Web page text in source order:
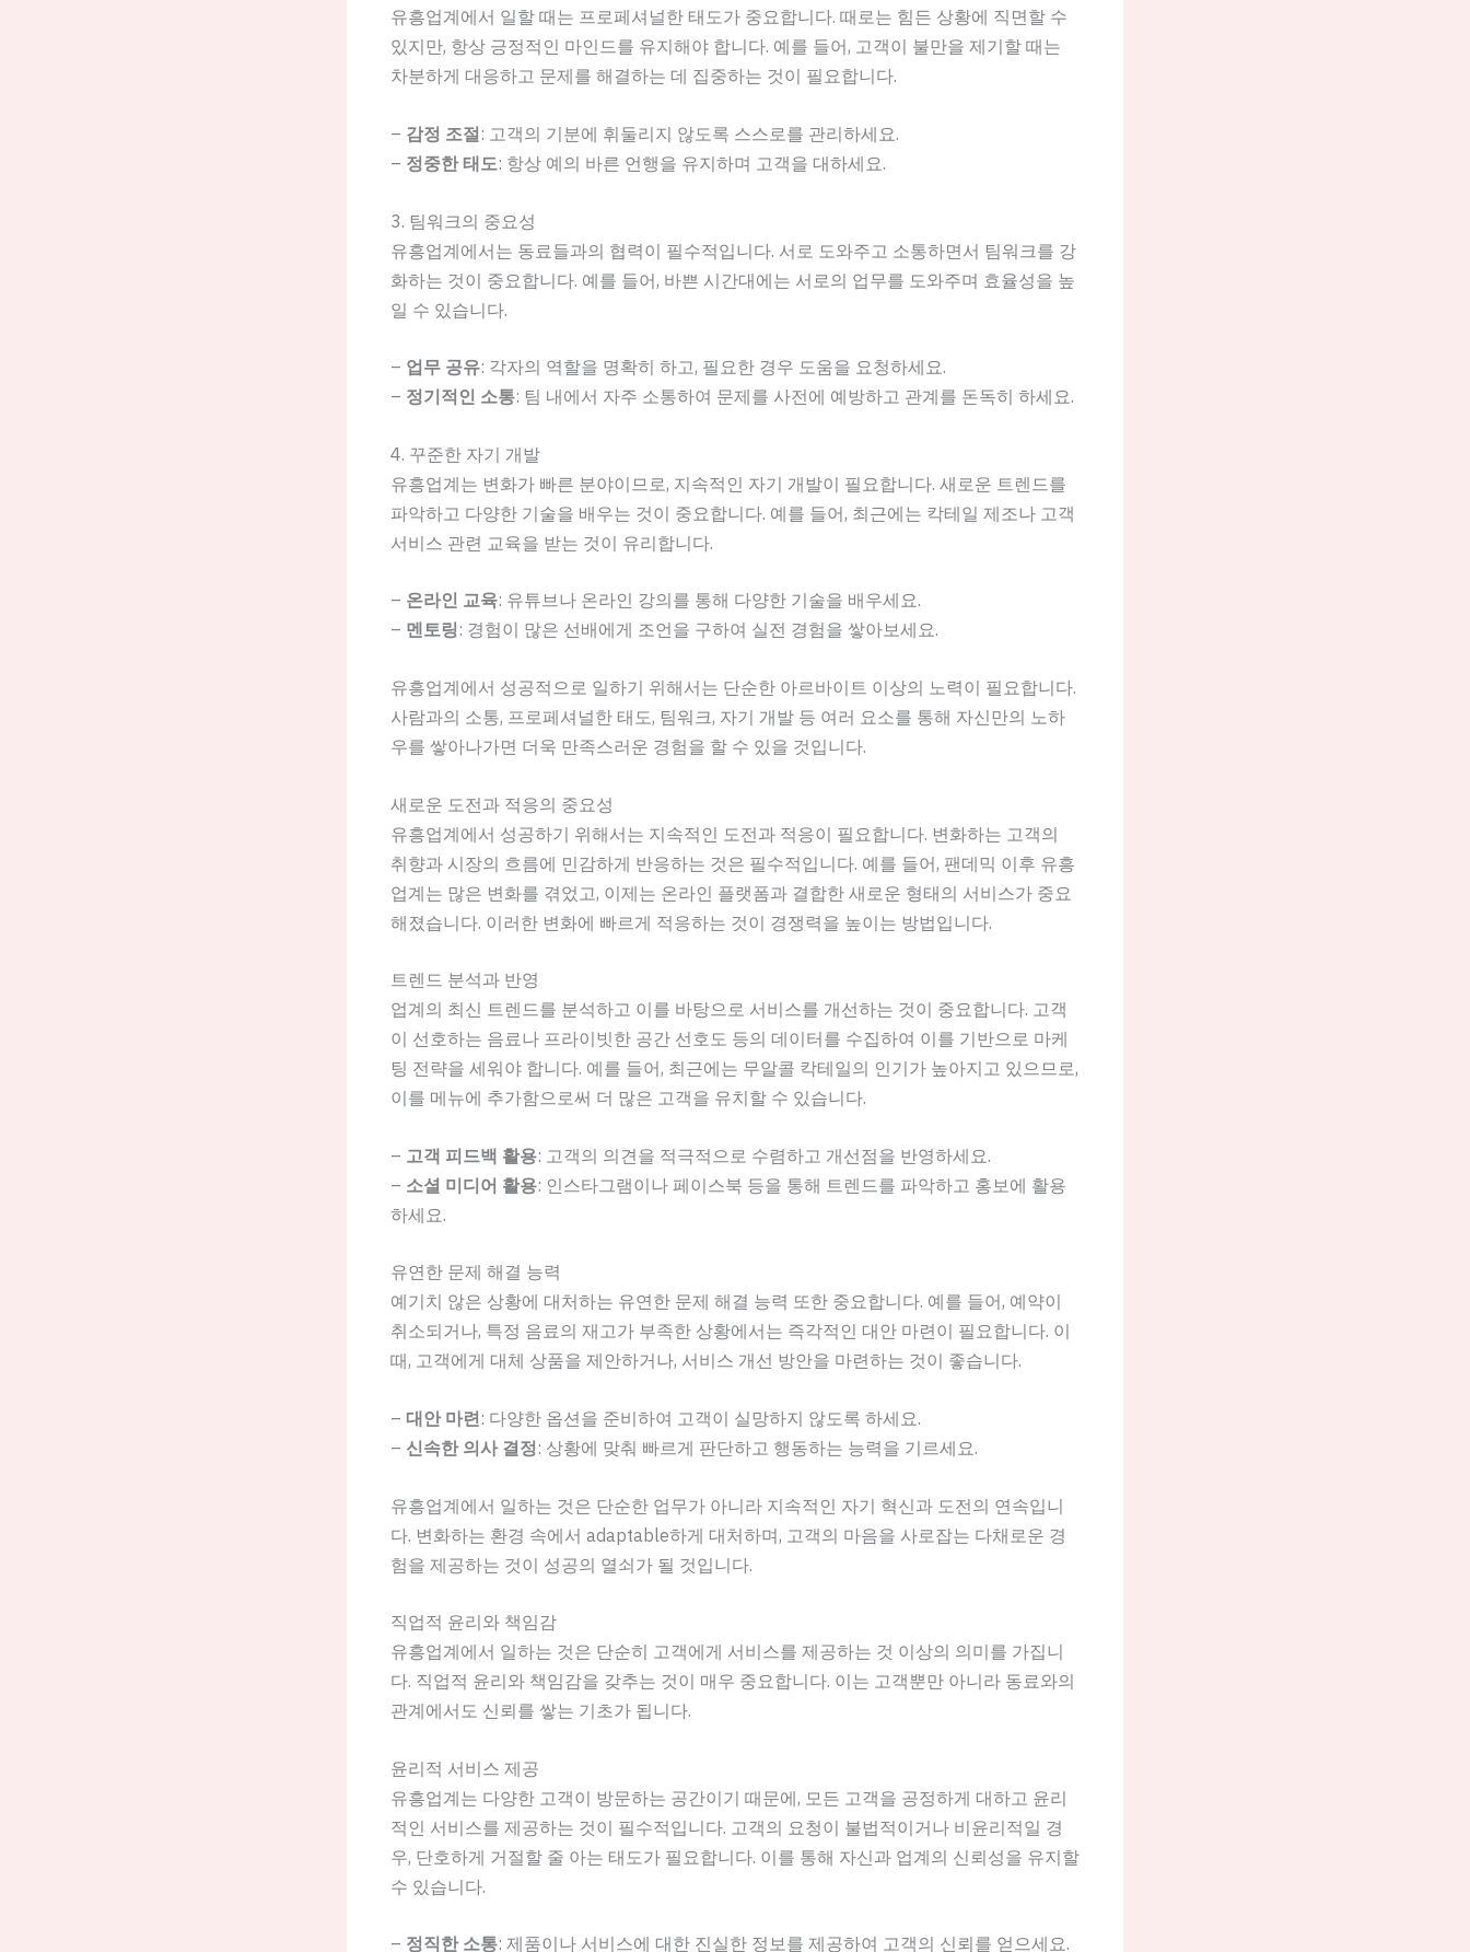
유흥업계에서 일할 때는 프로페셔널한 태도가 중요합니다. 때로는 힘든 상황에 직면할 수
있지만, 항상 긍정적인 마인드를 유지해야 합니다. 예를 들어, 고객이 불만을 제기할 때는
차분하게 대응하고 문제를 해결하는 데 집중하는 것이 필요합니다.
– 감정 조절: 고객의 기분에 휘둘리지 않도록 스스로를 관리하세요.
– 정중한 태도: 항상 예의 바른 언행을 유지하며 고객을 대하세요.
3. 팀워크의 중요성
유흥업계에서는 동료들과의 협력이 필수적입니다. 서로 도와주고 소통하면서 팀워크를 강
화하는 것이 중요합니다. 예를 들어, 바쁜 시간대에는 서로의 업무를 도와주며 효율성을 높
일 수 있습니다.
– 업무 공유: 각자의 역할을 명확히 하고, 필요한 경우 도움을 요청하세요.
– 정기적인 소통: 팀 내에서 자주 소통하여 문제를 사전에 예방하고 관계를 돈독히 하세요.
4. 꾸준한 자기 개발
유흥업계는 변화가 빠른 분야이므로, 지속적인 자기 개발이 필요합니다. 새로운 트렌드를
파악하고 다양한 기술을 배우는 것이 중요합니다. 예를 들어, 최근에는 칵테일 제조나 고객
서비스 관련 교육을 받는 것이 유리합니다.
– 온라인 교육: 유튜브나 온라인 강의를 통해 다양한 기술을 배우세요.
– 멘토링: 경험이 많은 선배에게 조언을 구하여 실전 경험을 쌓아보세요.
유흥업계에서 성공적으로 일하기 위해서는 단순한 아르바이트 이상의 노력이 필요합니다.
사람과의 소통, 프로페셔널한 태도, 팀워크, 자기 개발 등 여러 요소를 통해 자신만의 노하
우를 쌓아나가면 더욱 만족스러운 경험을 할 수 있을 것입니다.
새로운 도전과 적응의 중요성
유흥업계에서 성공하기 위해서는 지속적인 도전과 적응이 필요합니다. 변화하는 고객의
취향과 시장의 흐름에 민감하게 반응하는 것은 필수적입니다. 예를 들어, 팬데믹 이후 유흥
업계는 많은 변화를 겪었고, 이제는 온라인 플랫폼과 결합한 새로운 형태의 서비스가 중요
해졌습니다. 이러한 변화에 빠르게 적응하는 것이 경쟁력을 높이는 방법입니다.
트렌드 분석과 반영
업계의 최신 트렌드를 분석하고 이를 바탕으로 서비스를 개선하는 것이 중요합니다. 고객
이 선호하는 음료나 프라이빗한 공간 선호도 등의 데이터를 수집하여 이를 기반으로 마케
팅 전략을 세워야 합니다. 예를 들어, 최근에는 무알콜 칵테일의 인기가 높아지고 있으므로,
이를 메뉴에 추가함으로써 더 많은 고객을 유치할 수 있습니다.
– 고객 피드백 활용: 고객의 의견을 적극적으로 수렴하고 개선점을 반영하세요.
– 소셜 미디어 활용: 인스타그램이나 페이스북 등을 통해 트렌드를 파악하고 홍보에 활용
하세요.
유연한 문제 해결 능력
예기치 않은 상황에 대처하는 유연한 문제 해결 능력 또한 중요합니다. 예를 들어, 예약이
취소되거나, 특정 음료의 재고가 부족한 상황에서는 즉각적인 대안 마련이 필요합니다. 이
때, 고객에게 대체 상품을 제안하거나, 서비스 개선 방안을 마련하는 것이 좋습니다.
– 대안 마련: 다양한 옵션을 준비하여 고객이 실망하지 않도록 하세요.
– 신속한 의사 결정: 상황에 맞춰 빠르게 판단하고 행동하는 능력을 기르세요.
유흥업계에서 일하는 것은 단순한 업무가 아니라 지속적인 자기 혁신과 도전의 연속입니
다. 변화하는 환경 속에서 adaptable하게 대처하며, 고객의 마음을 사로잡는 다채로운 경
험을 제공하는 것이 성공의 열쇠가 될 것입니다.
직업적 윤리와 책임감
유흥업계에서 일하는 것은 단순히 고객에게 서비스를 제공하는 것 이상의 의미를 가집니
다. 직업적 윤리와 책임감을 갖추는 것이 매우 중요합니다. 이는 고객뿐만 아니라 동료와의
관계에서도 신뢰를 쌓는 기초가 됩니다.
윤리적 서비스 제공
유흥업계는 다양한 고객이 방문하는 공간이기 때문에, 모든 고객을 공정하게 대하고 윤리
적인 서비스를 제공하는 것이 필수적입니다. 고객의 요청이 불법적이거나 비윤리적일 경
우, 단호하게 거절할 줄 아는 태도가 필요합니다. 이를 통해 자신과 업계의 신뢰성을 유지할
수 있습니다.
– 정직한 소통: 제품이나 서비스에 대한 진실한 정보를 제공하여 고객의 신뢰를 얻으세요.